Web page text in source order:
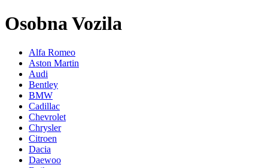
Osobna Vozila
Alfa Romeo
Aston Martin
Audi
Bentley
BMW
Cadillac
Chevrolet
Chrysler
Citroen
Dacia
Daewoo